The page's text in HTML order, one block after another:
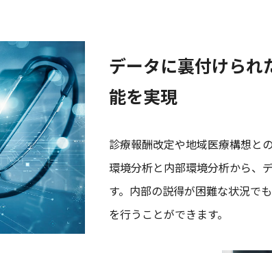
データに裏付けられ
能を実現
診療報酬改定や地域医療構想と
環境分析と内部環境分析から、
す。内部の説得が困難な状況で
を行うことができます。